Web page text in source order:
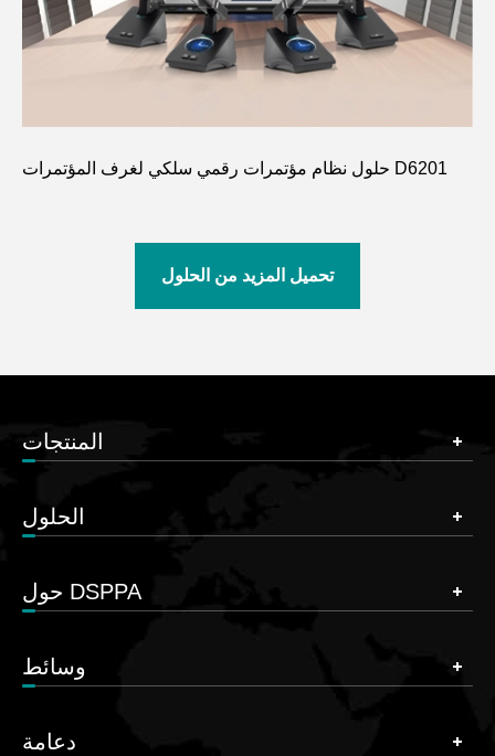
حلول نظام مؤتمرات رقمي سلكي لغرف المؤتمرات D6201
تحميل المزيد من الحلول
المنتجات
الحلول
حول DSPPA
وسائط
دعامة